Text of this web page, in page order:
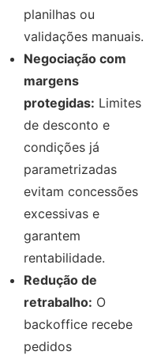
planilhas ou
validações manuais.
Negociação com
margens
protegidas: Limites
de desconto e
condições já
parametrizadas
evitam concessões
excessivas e
garantem
rentabilidade.
Redução de
retrabalho: O
backoffice recebe
pedidos